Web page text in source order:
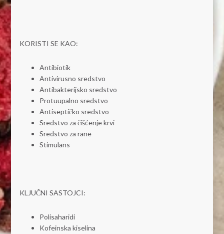
KORISTI SE KAO:
Antibiotik
Antivirusno sredstvo
Antibakterijsko sredstvo
Protuupalno sredstvo
Antiseptičko sredstvo
Sredstvo za čišćenje krvi
Sredstvo za rane
Stimulans
KLJUČNI SASTOJCI:
Polisaharidi
Kofeinska kiselina